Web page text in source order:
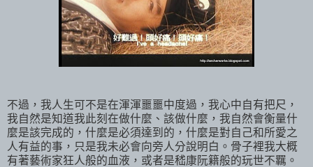
不過，我人生可不是在渾渾噩噩中度過，我心中自有把尺，
我自然是知道我此刻在做什麼、該做什麼，我自然會衡量什
麼是該完成的，什麼是必須達到的，什麼是對自己和所愛之
人有益的事，只是我未必會向旁人分說明白。骨子裡我大概
有著藝術家狂人般的血液，或者是嵇康阮籍般的玩世不羈。